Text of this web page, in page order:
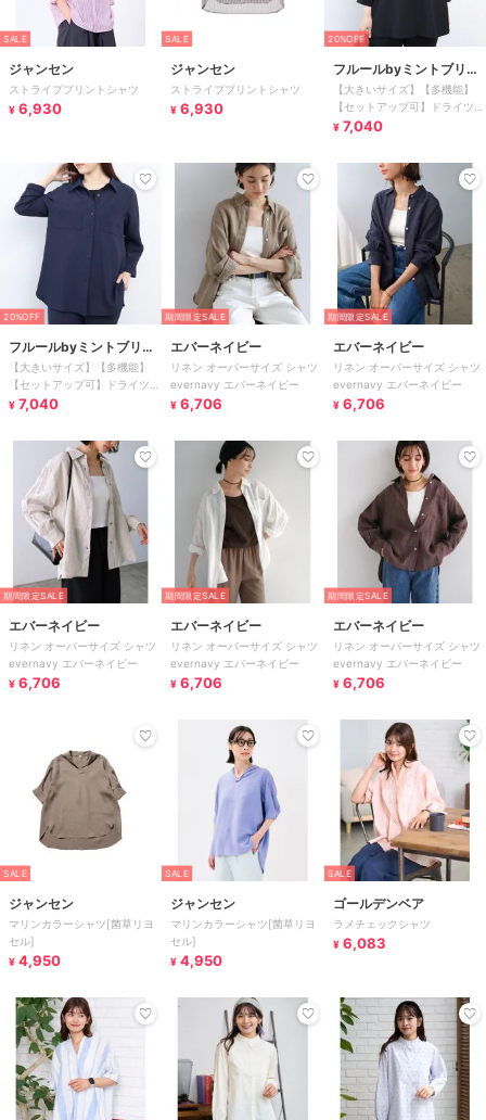
SALE
ジャンセン
ストライププリントシャツ
¥ 6,930
SALE
ジャンセン
ストライププリントシャツ
¥ 6,930
20%OFF
フルールbyミントブリー
ズ
【大きいサイズ】【多機能】
【セットアップ可】ドライツイ
ルシャツジャケット
¥ 7,040
20%OFF
フルールbyミントブリー
ズ
【大きいサイズ】【多機能】
【セットアップ可】ドライツイ
ルシャツジャケット
¥ 7,040
期間限定SALE
エバーネイビー
リネン オーバーサイズ シャツ
evernavy エバーネイビー
¥ 6,706
期間限定SALE
エバーネイビー
リネン オーバーサイズ シャツ
evernavy エバーネイビー
¥ 6,706
期間限定SALE
エバーネイビー
リネン オーバーサイズ シャツ
evernavy エバーネイビー
¥ 6,706
期間限定SALE
エバーネイビー
リネン オーバーサイズ シャツ
evernavy エバーネイビー
¥ 6,706
期間限定SALE
エバーネイビー
リネン オーバーサイズ シャツ
evernavy エバーネイビー
¥ 6,706
SALE
ジャンセン
マリンカラーシャツ[菌草リヨ
セル]
¥ 4,950
SALE
ジャンセン
マリンカラーシャツ[菌草リヨ
セル]
¥ 4,950
SALE
ゴールデンベア
ラメチェックシャツ
¥ 6,083